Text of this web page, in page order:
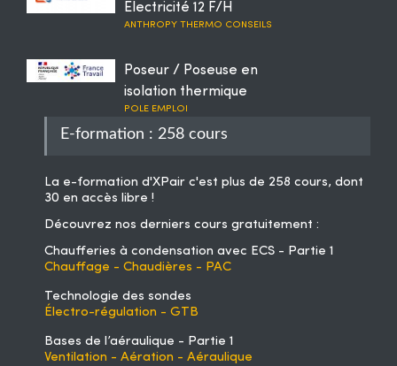
Electricité 12 F/H
ANTHROPY THERMO CONSEILS
Poseur / Poseuse en
isolation thermique
POLE EMPLOI
E-formation : 258 cours
La e-formation d'XPair c'est plus de 258 cours, dont
30 en accès libre !
Découvrez nos derniers cours gratuitement :
Chaufferies à condensation avec ECS - Partie 1
Chauffage - Chaudières - PAC
Technologie des sondes
Électro-régulation - GTB
Bases de l’aéraulique - Partie 1
Ventilation - Aération - Aéraulique